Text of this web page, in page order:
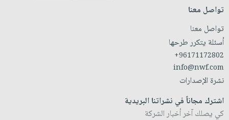
تواصل معنا
تواصل معنا
أسئلة يتكرر طرحها
+96171172802
info@nwf.com
نشرة الإصدارات
اشترك مجاناً في نشراتنا البريدية
كي يصلك آخر أخبار الشركة